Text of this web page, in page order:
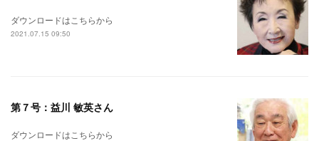
ダウンロードはこちらから
2021.07.15 09:50
第７号：益川 敏英さん
ダウンロードはこちらから